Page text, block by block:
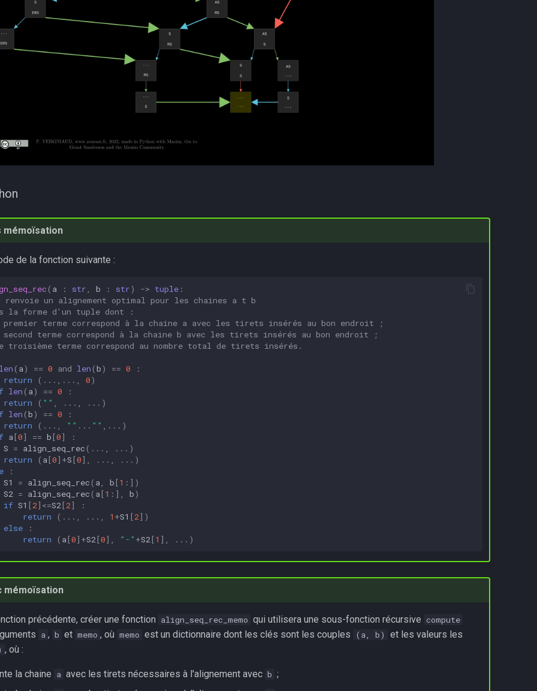
mémoïsation
de la fonction suivante :
( a : str , b : str) -> tuple:
un alignement optimal pour les chaines a t b
la forme d'un tuple dont :
premier terme correspond à la chaine a avec les tirets insérés au bon endroit ;
second terme correspond à la chaine b avec les tirets insérés au bon endroit ;
troisième terme correspond au nombre total de tirets insérés.
len ( a) == 0 and len (b) == 0
:
return
( ... , ... , 0)
len ( a) == 0
:
return
( "" , ... , ... )
len (b) == 0
:
return
( ... , "" ... "" , ... )
a[0] == b [0]
:
S = align_seq_rec ( ... , ... )
return
( a[0] +S [0], ... , ... )
:
S1
= align_seq_rec ( a, b [1 :])
S2 = align_seq_rec ( a[1 :], b)
if S1 [2] <=S2[2]
:
return
( ... , ... , 1 +S1 [2])
else
:
return
( a[0] +S2[0], "-" +S2[1 ], ... )
mémoïsation
précédente, créer une fonction align_seq_rec_memo qui utilisera une sous-fonction récursive compute
a , b et memo , où memo est un dictionnaire dont les clés sont les couples (a, b)
et les valeurs les
, où :
la chaine a avec les tirets nécessaires à l'alignement avec b ;